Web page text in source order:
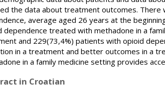
the data about treatment outcomes.
average aged 26 years at the
dependence treated with methadone in a
and 229(73,4%) patients with opioid
in a treatment and better outcomes in a
in a family medicine setting provides
in Croatian